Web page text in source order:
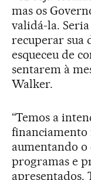
mas os
validá-la.
recuperar sua
esqueceu de
sentarem à
Walker.
“Temos a
financiamento
aumentando
programas e
apresentados.